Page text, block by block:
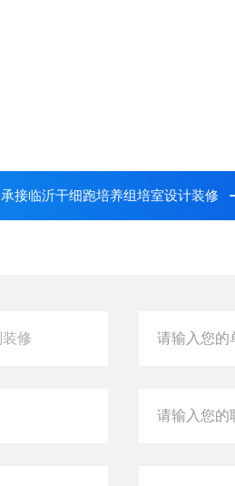
承接临沂干细跑培养组培室设计装修